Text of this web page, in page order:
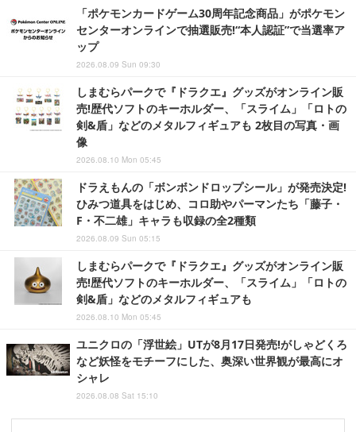
「ポケモンカードゲーム30周年記念商品」がポケモン
センターオンラインで抽選販売!“本人認証”で当選率ア
ップ
2026.08.09 Sun 09:30
しまむらパークで『ドラクエ』グッズがオンライン販
売!歴代ソフトのキーホルダー、「スライム」「ロトの
剣&盾」などのメタルフィギュアも 2枚目の写真・画
像
2026.08.10 Mon 05:45
ドラえもんの「ボンボンドロップシール」が発売決定!
ひみつ道具をはじめ、コロ助やパーマンたち「藤子・
F・不二雄」キャラも収録の全2種類
2026.08.09 Sun 05:15
しまむらパークで『ドラクエ』グッズがオンライン販
売!歴代ソフトのキーホルダー、「スライム」「ロトの
剣&盾」などのメタルフィギュアも
2026.08.10 Mon 05:45
ユニクロの「浮世絵」UTが8月17日発売!がしゃどくろ
など妖怪をモチーフにした、奥深い世界観が最高にオ
シャレ
2026.08.08 Sat 15:10